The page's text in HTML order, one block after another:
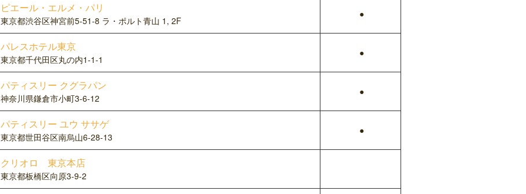
ピエール・エルメ・パリ
東京都渋谷区神宮前5-51-8 ラ・ポルト青山 1, 2F
●
パレスホテル東京
東京都千代田区丸の内1-1-1
●
パティスリー クグラパン
神奈川県鎌倉市小町3-6-12
●
パティスリー ユウ ササゲ
東京都世田谷区南烏山6-28-13
●
クリオロ 東京本店
東京都板橋区向原3-9-2